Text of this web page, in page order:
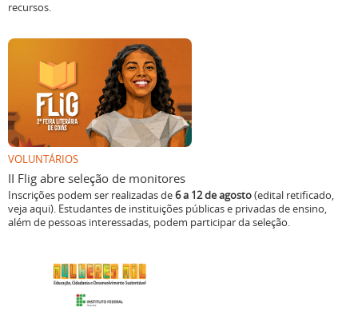
VOLUNTÁRIOS
II Flig abre seleção de monitores
Inscrições podem ser realizadas de6 a 12 de agosto
veja aqui). Estudantes de instituições públicas e privadas de ensino,
além de pessoas interessadas, podem participar da seleção.